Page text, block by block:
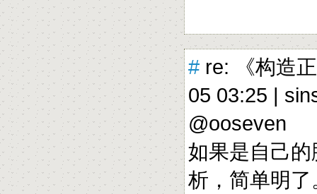
# re: 《构造
05 03:25 |
@ooseven
如果是自己
析，简单明了